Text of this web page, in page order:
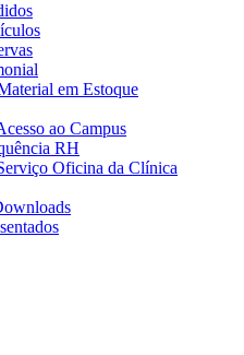
em Estoque
ao Campus
RH
Oficina da Clínica